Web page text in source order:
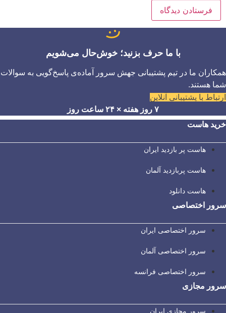
با ما حرف بزنید؛ خوش‌حال می‌شویم
همکاران ما در تیم پشتیبانی جهش سرور آماده‌ی پاسخ‌گویی به سوالات
شما هستند.
ارتباط با پشتیبانی آنلاین
۷ روز هفته × ۲۴ ساعت روز
خرید هاست
هاست پر بازدید ایران
هاست پربازدید آلمان
هاست دانلود
سرور اختصاصی
سرور اختصاصی ایران
سرور اختصاصی آلمان
سرور اختصاصی فرانسه
سرور مجازی
سرور مجازی ایران